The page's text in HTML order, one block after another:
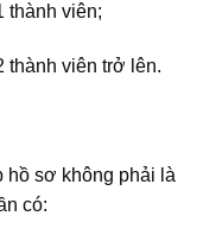
thành viên;
thành viên trở lên.
sơ không phải là
có: